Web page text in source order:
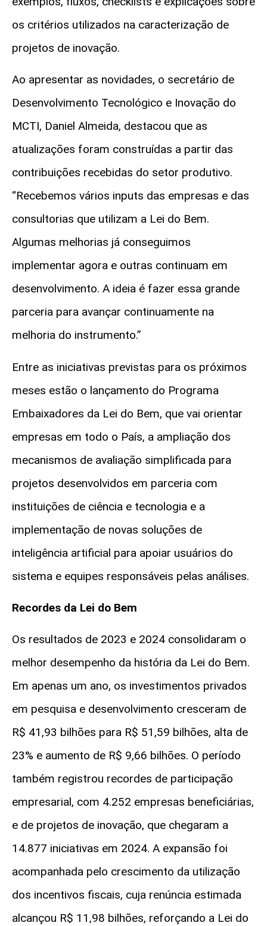
os critérios utilizados na caracterização de
projetos de inovação.
Ao apresentar as novidades, o secretário de
Desenvolvimento Tecnológico e Inovação do
MCTI, Daniel Almeida, destacou que as
atualizações foram construídas a partir das
contribuições recebidas do setor produtivo.
“Recebemos vários inputs das empresas e das
consultorias que utilizam a Lei do Bem.
Algumas melhorias já conseguimos
implementar agora e outras continuam em
desenvolvimento. A ideia é fazer essa grande
parceria para avançar continuamente na
melhoria do instrumento.”
Entre as iniciativas previstas para os próximos
meses estão o lançamento do Programa
Embaixadores da Lei do Bem, que vai orientar
empresas em todo o País, a ampliação dos
mecanismos de avaliação simplificada para
projetos desenvolvidos em parceria com
instituições de ciência e tecnologia e a
implementação de novas soluções de
inteligência artificial para apoiar usuários do
sistema e equipes responsáveis pelas análises.
Recordes da Lei do Bem
Os resultados de 2023 e 2024 consolidaram o
melhor desempenho da história da Lei do Bem.
Em apenas um ano, os investimentos privados
em pesquisa e desenvolvimento cresceram de
R$ 41,93 bilhões para R$ 51,59 bilhões, alta de
23% e aumento de R$ 9,66 bilhões. O período
também registrou recordes de participação
empresarial, com 4.252 empresas beneficiárias,
e de projetos de inovação, que chegaram a
14.877 iniciativas em 2024. A expansão foi
acompanhada pelo crescimento da utilização
dos incentivos fiscais, cuja renúncia estimada
alcançou R$ 11,98 bilhões, reforçando a Lei do